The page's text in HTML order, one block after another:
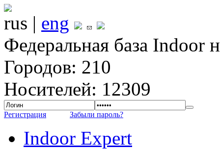
rus | eng
Федеральная база Indoor
Городов: 210
Носителей: 12309
Регистрация Забыли пароль?
Indoor Expert